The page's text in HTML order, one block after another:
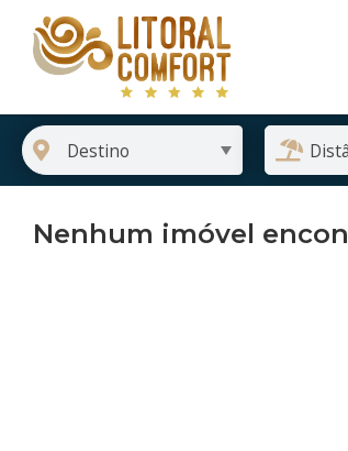
Nenhum imóvel